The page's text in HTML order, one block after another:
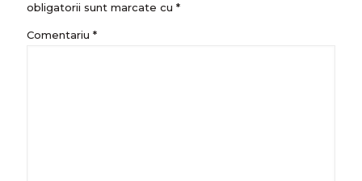
obligatorii sunt marcate cu *
Comentariu *